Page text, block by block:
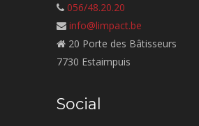
056/48.20.20
info@limpact.be
20 Porte des Bâtisseurs
7730 Estaimpuis
Social